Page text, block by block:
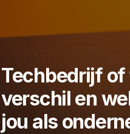
Techbedrijf
verschil en
jou als